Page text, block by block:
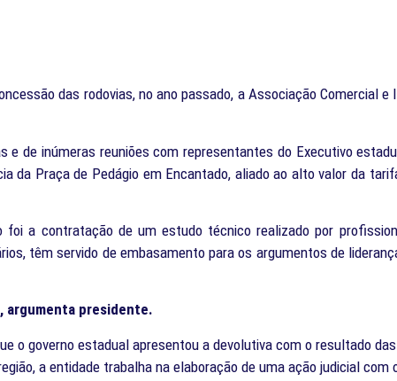
das rodovias, no ano passado, a Associação Comercial
de inúmeras reuniões com representantes do Executivo
da Praça de Pedágio em Encantado, aliado ao alto valor da
foi a contratação de um estudo técnico realizado por
têm servido de embasamento para os argumentos de
argumenta presidente.
o governo estadual apresentou a devolutiva com o resultado
a entidade trabalha na elaboração de uma ação judicial com